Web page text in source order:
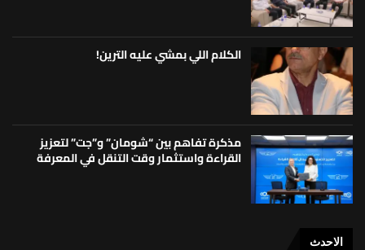
الكلام اللي بمشي عليه الترين!
مذكرة تفاهم بين “شومان” و”جت” لتعزيز
القراءة واستثمار وقت التنقل في المعرفة
الاحدث